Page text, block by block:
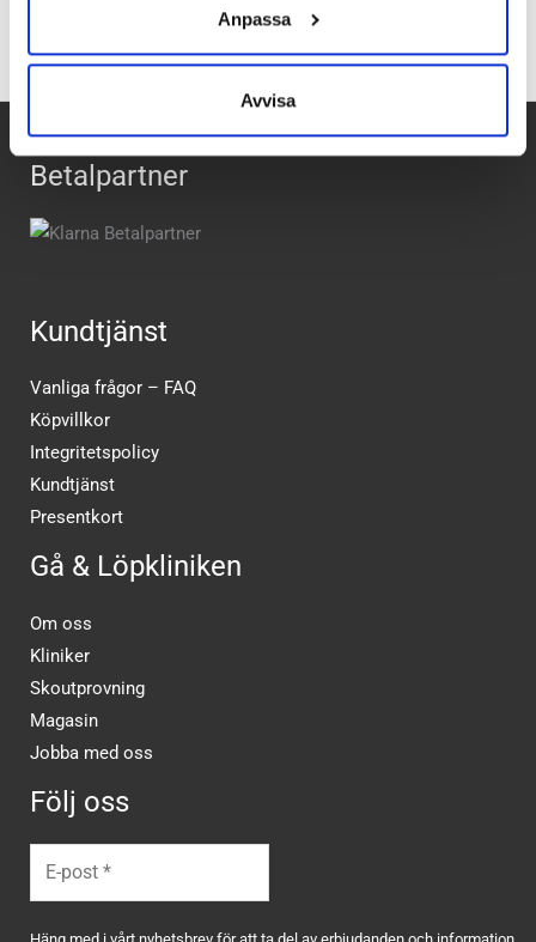
Anpassa
Avvisa
Betalpartner
Kundtjänst
Vanliga frågor – FAQ
Köpvillkor
Integritetspolicy
Kundtjänst
Presentkort
Gå & Löpkliniken
Om oss
Kliniker
Skoutprovning
Magasin
Jobba med oss
Följ oss